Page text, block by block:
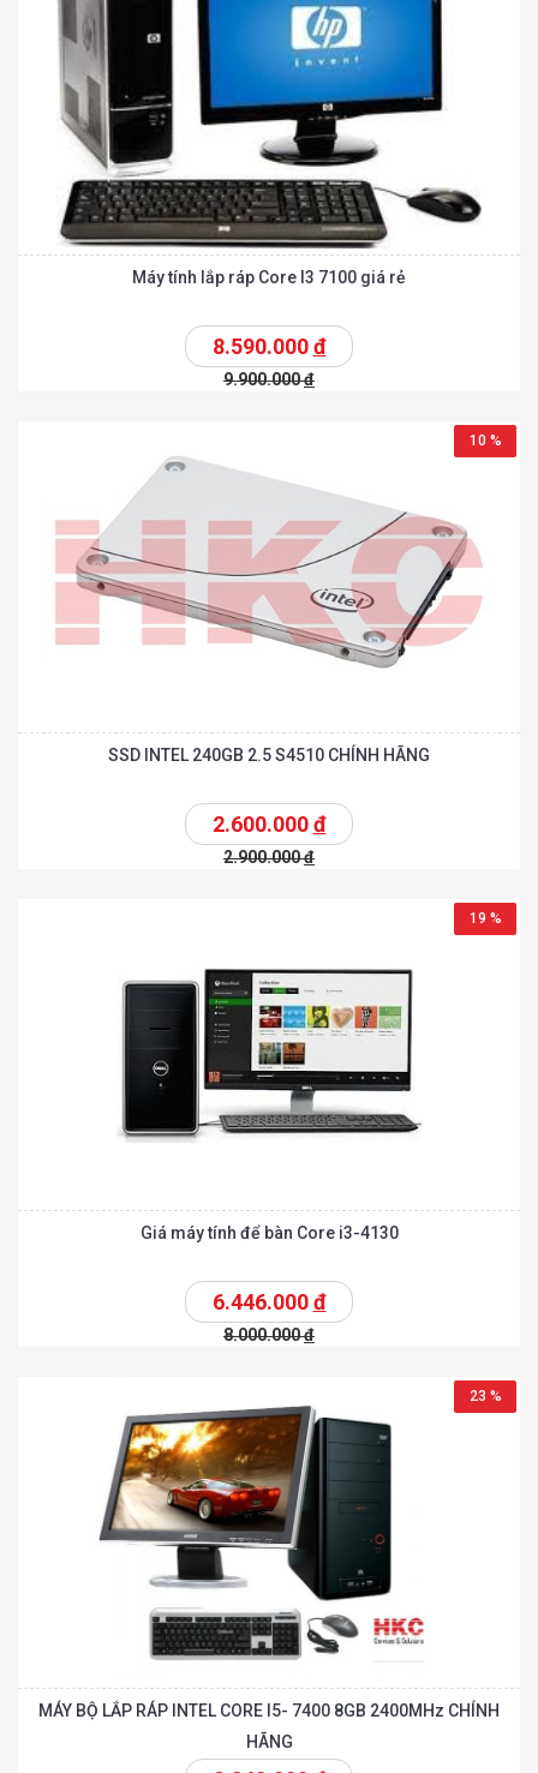
Máy tính lắp ráp Core I3 7100 giá rẻ
8.590.000đ
9.900.000đ
10 %
SSD INTEL 240GB 2.5 S4510 CHÍNH HÃNG
2.600.000đ
2.900.000đ
19 %
Giá máy tính để bàn Core i3-4130
6.446.000đ
8.000.000đ
23 %
MÁY BỘ LẮP RÁP INTEL CORE I5- 7400 8GB 2400MHz CHÍNH
HÃNG